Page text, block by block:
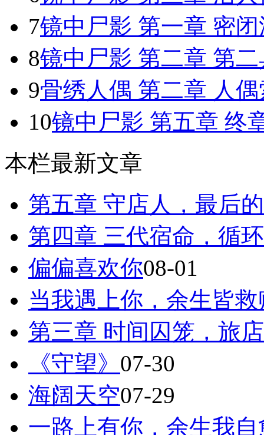
7镜中尸影 第一章 密
8镜中尸影 第二章 第
9骨绣人偶 第二章 人
10镜中尸影 第五章 终
本栏最新文章
第五章 守店人，最后
第四章 三代宿命，循
偏偏喜欢你08-01
当我遇上你，余生皆救
第三章 时间囚笼，旅
《守望》 07-30
海阔天空07-29
一路上有你，余生我自